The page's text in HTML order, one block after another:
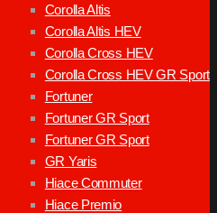
Corolla Altis
Corolla Altis HEV
Corolla Cross HEV
Corolla Cross HEV GR Sport
Fortuner
Fortuner GR Sport
Fortuner GR Sport
GR Yaris
Hiace Commuter
Hiace Premio